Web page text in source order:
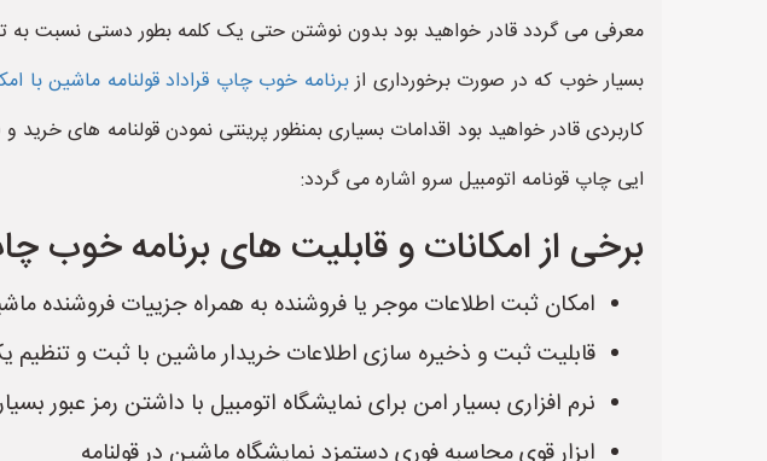
معرفی می گردد قادر خواهید بود بدون نوشتن حتی یک کلمه بطور دستی نسبت به
بسیار خوب که در صورت برخورداری ازبرنامه خوب چاپ قراداد قولنامه ماشین با
کاربردی قادر خواهید بود اقدامات بسیاری بمنظور پرینتی نمودن قولنامه های خرید
ایی چاپ قونامه اتومبیل سرو اشاره می گردد:
برخی از امکانات و قابلیت های برنامه خوب
امکان ثبت اطلاعات موجر یا فروشنده به همراه جزییات فروشنده
قابلیت ثبت و ذخیره سازی اطلاعات خریدار ماشین با ثبت و تنظیم
نرم افزاری بسیار امن برای نمایشگاه اتومبیل با داشتن رمز عبور
ابزار قوی محاسبه فوری دستمزد نمایشگاه ماشین در قولنامه